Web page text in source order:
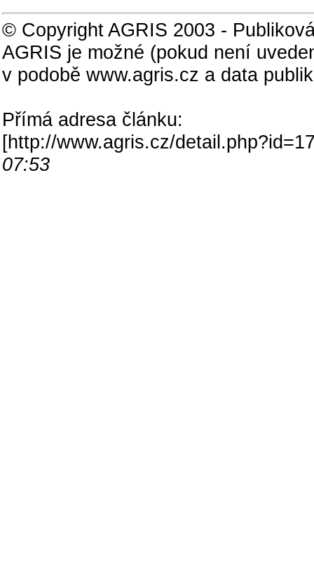
© Copyright AGRIS 2003 -
AGRIS je možné (pokud není
v podobě www.agris.cz a data
Přímá adresa článku:
[http://www.agris.cz/
07:53